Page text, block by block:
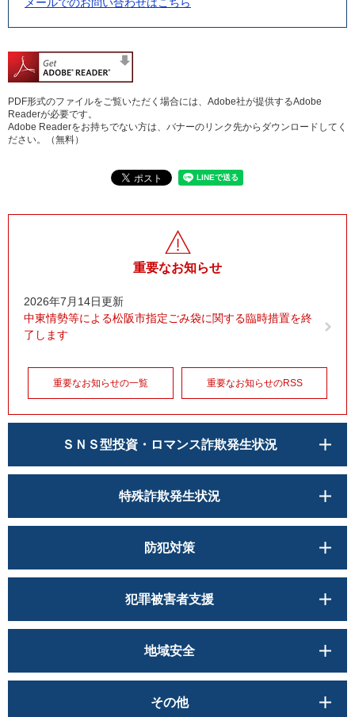
PDF形式のファイルをご覧いただく場合には、Adobe社が提供するAdobe
Readerが必要です。
Adobe Readerをお持ちでない方は、バナーのリンク先からダウンロードしてく
ださい。（無料）
重要なお知らせ
2026年7月14日更新
中東情勢等による松阪市指定ごみ袋に関する臨時措置を終
了します
重要なお知らせの一覧 重要なお知らせのRSS
ＳＮＳ型投資・ロマンス詐欺発生状況
特殊詐欺発生状況
防犯対策
犯罪被害者支援
地域安全
その他